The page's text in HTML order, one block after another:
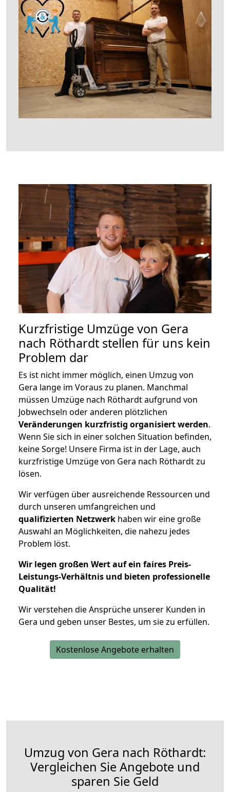
Kurzfristige Umzüge von Gera
nach Röthardt stellen für uns kein
Problem dar
Es ist nicht immer möglich, einen Umzug von
Gera lange im Voraus zu planen. Manchmal
müssen Umzüge nach Röthardt aufgrund von
Jobwechseln oder anderen plötzlichen
Veränderungen kurzfristig organisiert werden.
Wenn Sie sich in einer solchen Situation befinden,
keine Sorge! Unsere Firma ist in der Lage, auch
kurzfristige Umzüge von Gera nach Röthardt zu
lösen.
Wir verfügen über ausreichende Ressourcen und
durch unseren umfangreichen und
qualifizierten Netzwerk haben wir eine große
Auswahl an Möglichkeiten, die nahezu jedes
Problem löst.
Wir legen großen Wert auf ein faires Preis-
Leistungs-Verhältnis und bieten professionelle
Qualität!
Wir verstehen die Ansprüche unserer Kunden in
Gera und geben unser Bestes, um sie zu erfüllen.
Kostenlose Angebote erhalten
Umzug von Gera nach Röthardt:
Vergleichen Sie Angebote und
sparen Sie Geld